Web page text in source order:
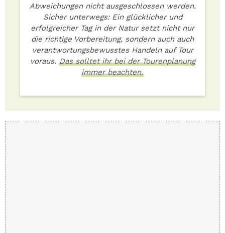
Abweichungen nicht ausgeschlossen werden.
Sicher unterwegs: Ein glücklicher und
erfolgreicher Tag in der Natur setzt nicht nur
die richtige Vorbereitung, sondern auch auch
verantwortungsbewusstes Handeln auf Tour
voraus. Das solltet ihr bei der Tourenplanung
immer beachten.